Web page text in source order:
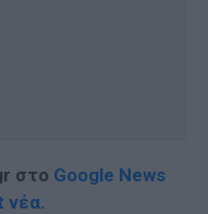
στο Google News
νέα.